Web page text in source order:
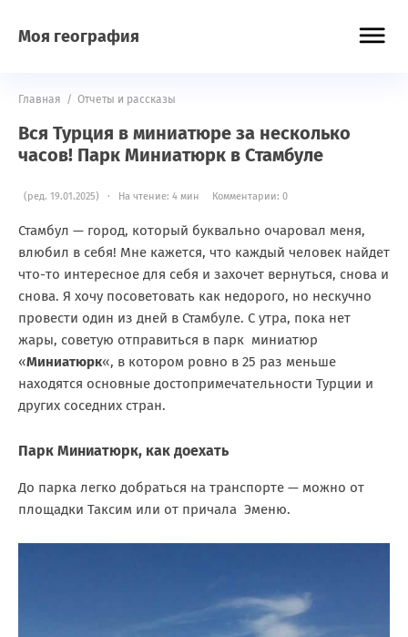
Моя география
Главная / Отчеты и рассказы
Вся Турция в миниатюре за несколько
часов! Парк Миниатюрк в Стамбуле
(ред. 19.01.2025) · На чтение: 4 мин Комментарии: 0
Стамбул — город, который буквально очаровал меня,
влюбил в себя! Мне кажется, что каждый человек найдет
что-то интересное для себя и захочет вернуться, снова и
снова. Я хочу посоветовать как недорого, но нескучно
провести один из дней в Стамбуле. С утра, пока нет
жары, советую отправиться в парк миниатюр
«Миниатюрк«, в котором ровно в 25 раз меньше
находятся основные достопримечательности Турции и
других соседних стран.
Парк Миниатюрк, как доехать
До парка легко добраться на транспорте — можно от
площадки Таксим или от причала Эменю.